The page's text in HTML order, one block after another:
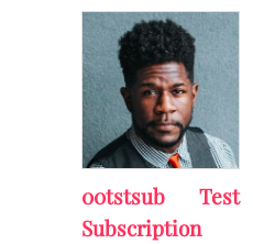
00tstsub Test
Subscription